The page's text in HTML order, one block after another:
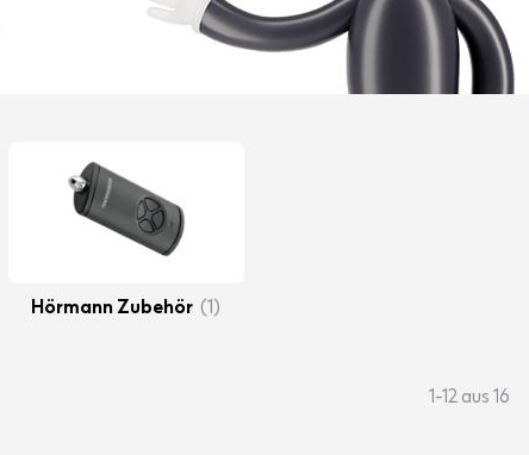
Hörmann Zubehör (1)
1-12 aus 16